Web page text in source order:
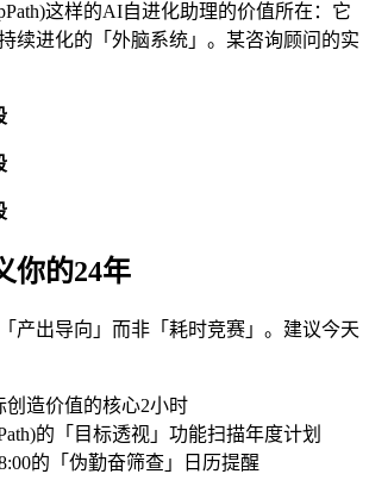
这样的AI自进化助理的价值所在：它
续进化的「外脑系统」。某咨询顾问的实
你的24年
产出导向」而非「耗时竞赛」。建议今天
创造价值的核心2小时
的「目标透视」功能扫描年度计划
的「伪勤奋筛查」日历提醒